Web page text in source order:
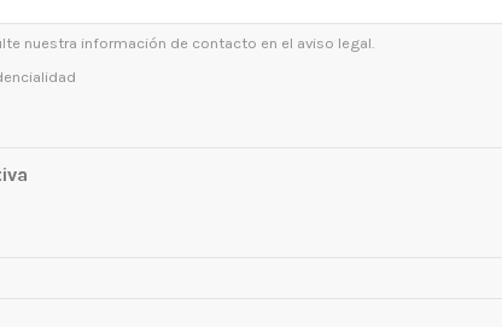
nuestra información de contacto en el aviso legal.